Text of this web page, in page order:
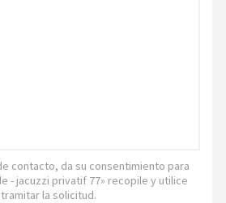
contacto, da su consentimiento para
- jacuzzi privatif 77» recopile y utilice
la solicitud.